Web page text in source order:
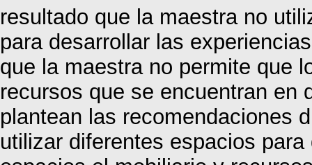
resultado que la maestra no
para desarrollar las
que la maestra no permite que
recursos que se encuentran en
plantean las recomendaciones
utilizar diferentes espacios